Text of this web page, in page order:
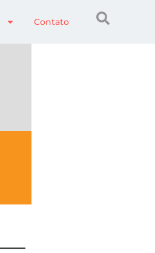
Contato